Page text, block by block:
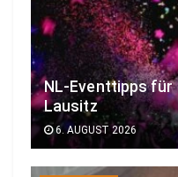
NL-Eventtipps für
Lausitz
6. AUGUST 2026